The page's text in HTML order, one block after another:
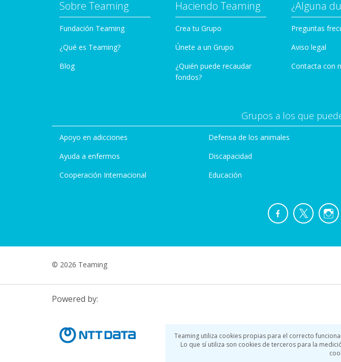
Teaming utiliza cookies propias para el correcto
Lo que sí utiliza son cookies de terceros para la
Sobre Teaming
Fundación Teaming
¿Qué es Teaming?
Blog
Haciendo Teaming
Crea tu Grupo
Únete a un Grupo
¿Quién puede recaudar
fondos?
¿Alguna
Preguntas
Aviso legal
Contacta con
Grupos a los que
Apoyo en adicciones
Ayuda a enfermos
Cooperación Internacional
Defensa de los animales
Discapacidad
Educación
© 2026 Teaming
Powered by: